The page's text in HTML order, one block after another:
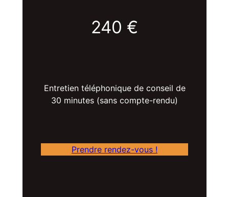
240 €
Entretien téléphonique de conseil de
30 minutes (sans compte-rendu)
Prendre rendez-vous !